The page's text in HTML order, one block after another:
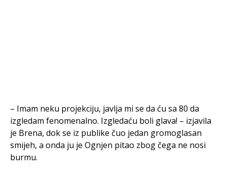
– Imam neku projekciju, javlja mi se da ću sa 80 da
izgledam fenomenalno. Izgledaću boli glava! – izjavila
je Brena, dok se iz publike čuo jedan gromoglasan
smijeh, a onda ju je Ognjen pitao zbog čega ne nosi
burmu.